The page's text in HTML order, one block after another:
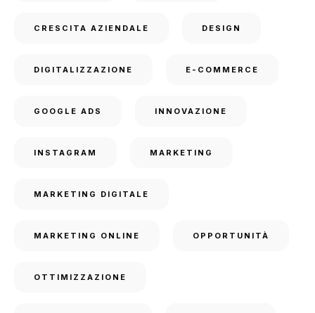
CRESCITA AZIENDALE DESIGN
DIGITALIZZAZIONE E-COMMERCE
GOOGLE ADS INNOVAZIONE
INSTAGRAM MARKETING
MARKETING DIGITALE
MARKETING ONLINE OPPORTUNITÀ
OTTIMIZZAZIONE